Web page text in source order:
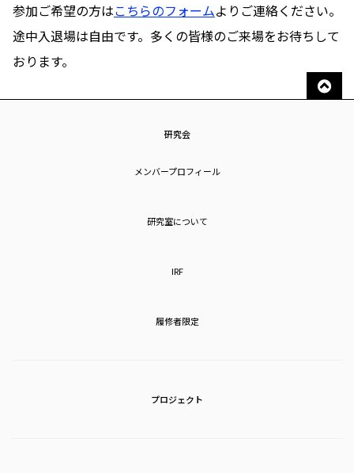
参加ご希望の方はこちらのフォームよりご連絡ください。
途中入退場は自由です。多くの皆様のご来場をお待ちして
おります。
研究会
メンバープロフィール
研究室について
IRF
履修者限定
プロジェクト